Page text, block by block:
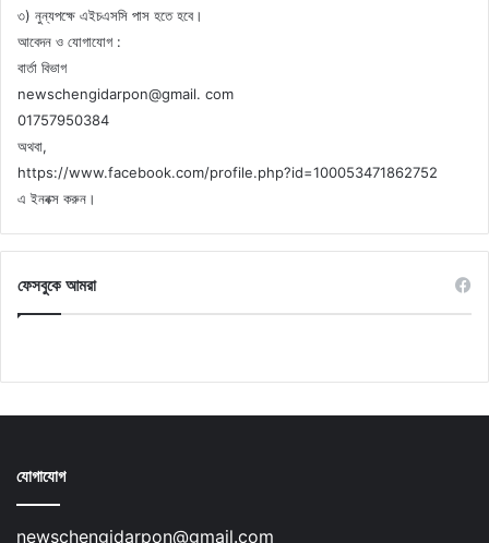
৩) নুন্যপক্ষে এইচএসসি পাস হতে হবে।
আবেদন ও যোগাযোগ :
বার্তা বিভাগ
newschengidarpon@gmail. com
01757950384
অথবা,
https://www.facebook.com/profile.php?id=100053471862752
এ ইনবক্স করুন।
ফেসবুকে আমরা
যোগাযোগ
newschengidarpon@gmail.com